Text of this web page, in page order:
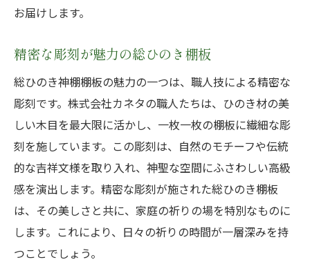
お届けします。
精密な彫刻が魅力の総ひのき棚板
総ひのき神棚棚板の魅力の一つは、職人技による精密な
彫刻です。株式会社カネタの職人たちは、ひのき材の美
しい木目を最大限に活かし、一枚一枚の棚板に繊細な彫
刻を施しています。この彫刻は、自然のモチーフや伝統
的な吉祥文様を取り入れ、神聖な空間にふさわしい高級
感を演出します。精密な彫刻が施された総ひのき棚板
は、その美しさと共に、家庭の祈りの場を特別なものに
します。これにより、日々の祈りの時間が一層深みを持
つことでしょう。